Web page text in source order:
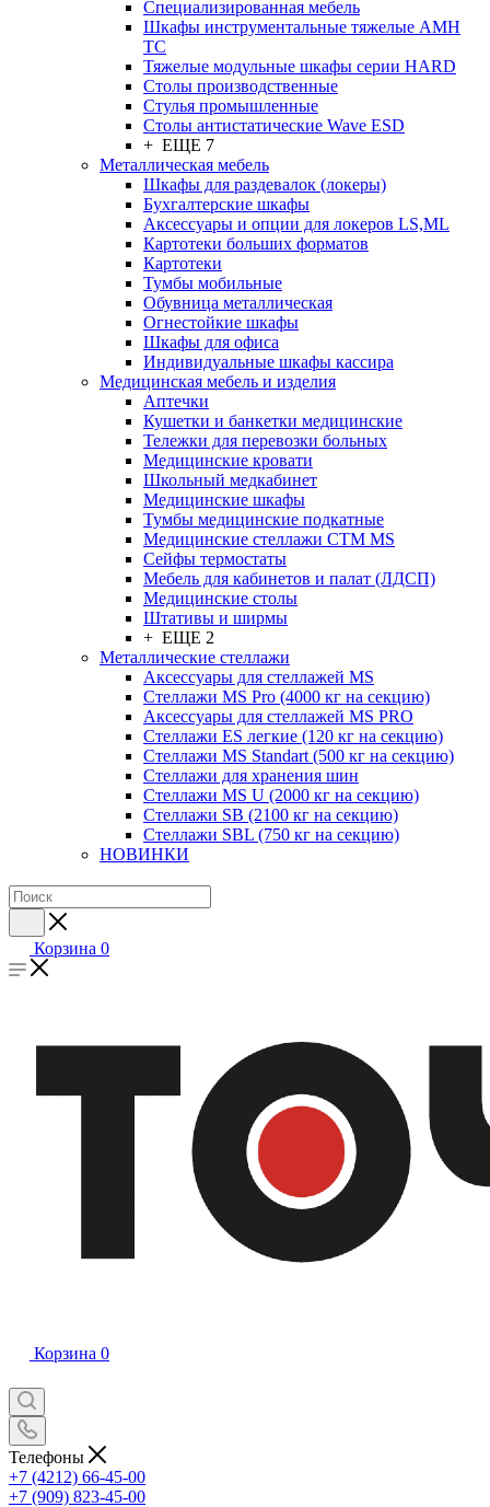
Cпециализированная мебель
Шкафы инструментальные тяжелые AMH
TC
Тяжелые модульные шкафы серии HARD
Столы производственные
Стулья промышленные
Столы антистатические Wave ESD
+ ЕЩЕ 7
Металлическая мебель
Шкафы для раздевалок (локеры)
Бухгалтерские шкафы
Аксессуары и опции для локеров LS,ML
Картотеки больших форматов
Картотеки
Тумбы мобильные
Обувница металлическая
Огнестойкие шкафы
Шкафы для офиса
Индивидуальные шкафы кассира
Медицинская мебель и изделия
Аптечки
Кушетки и банкетки медицинские
Тележки для перевозки больных
Медицинские кровати
Школьный медкабинет
Медицинские шкафы
Тумбы медицинские подкатные
Медицинские стеллажи CTM MS
Сейфы термостаты
Мебель для кабинетов и палат (ЛДСП)
Медицинские столы
Штативы и ширмы
+ ЕЩЕ 2
Металлические стеллажи
Аксессуары для стеллажей MS
Стеллажи MS Pro (4000 кг на секцию)
Аксессуары для стеллажей MS PRO
Стеллажи ES легкие (120 кг на секцию)
Стеллажи MS Standart (500 кг на секцию)
Стеллажи для хранения шин
Стеллажи MS U (2000 кг на секцию)
Стеллажи SB (2100 кг на секцию)
Стеллажи SBL (750 кг на секцию)
НОВИНКИ
Корзина 0
Корзина 0
Телефоны
+7 (4212) 66-45-00
+7 (909) 823-45-00